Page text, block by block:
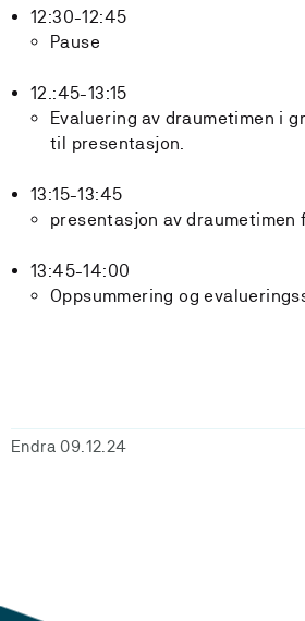
12:30-12:45
Pause
12.:45-13:15
Evaluering av draumetimen i
til presentasjon.
13:15-13:45
presentasjon av draumetimen
13:45-14:00
Oppsummering og
Endra 09.12.24